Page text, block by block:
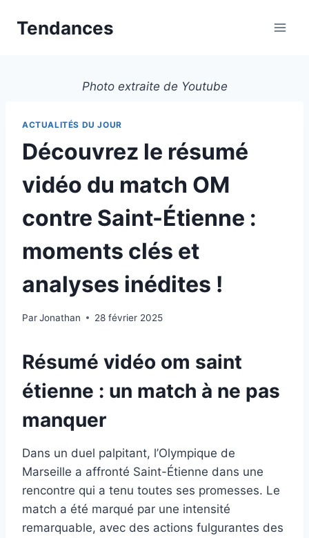
Tendances
Photo extraite de Youtube
ACTUALITÉS DU JOUR
Découvrez le résumé
vidéo du match OM
contre Saint-Étienne :
moments clés et
analyses inédites !
ParJonathan 28 février 2025
Résumé vidéo om saint
étienne : un match à ne pas
manquer
Dans un duel palpitant, l’Olympique de
Marseille a affronté Saint-Étienne dans une
rencontre qui a tenu toutes ses promesses. Le
match a été marqué par une intensité
remarquable, avec des actions fulgurantes des